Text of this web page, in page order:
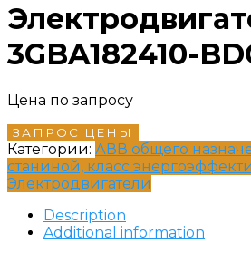
3GBA182410-
Цена по запросу
ЗАПРОС ЦЕНЫ
Категории: АВВ общего
станиной, класс
Электродвигатели
Description
Additional information